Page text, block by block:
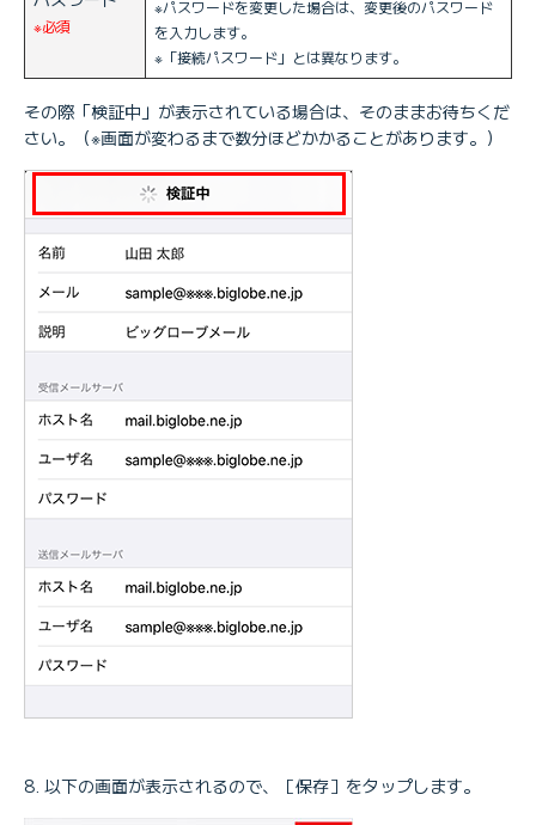
※必須
※パスワードを変更した場合は、変更後のパスワード
を入力します。
※「接続パスワード」とは異なります。
その際「検証中」が表示されている場合は、そのままお待ちくだ
さい。（※画面が変わるまで数分ほどかかることがあります。）
以下の画面が表示されるので、［保存］をタップします。